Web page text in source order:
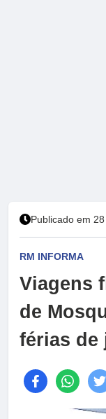
Publicado em
RM INFORMA
Viagens
de
férias de